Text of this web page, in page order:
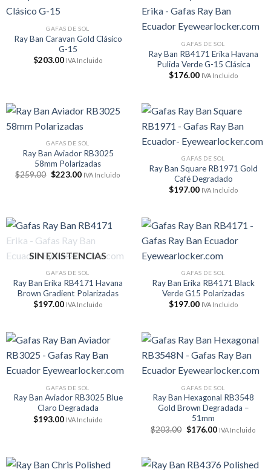
GAFAS DE SOL
Ray Ban Caravan Gold Clásico
G-15
$203.00 IVA Incluido
GAFAS DE SOL
Ray Ban RB4171 Erika Havana
Pulida Verde G-15 Clásica
$176.00 IVA Incluido
GAFAS DE SOL
Ray Ban Aviador RB3025
58mm Polarizadas
$259.00 El
$223.00ElIVA Incluido
GAFAS DE SOL
Ray Ban Square RB1971 Gold
Café Degradado
$197.00 IVA Incluido
SIN EXISTENCIAS
GAFAS DE SOL
Ray Ban Erika RB4171 Havana
Brown Gradient Polarizadas
$197.00 IVA Incluido
GAFAS DE SOL
Ray Ban Erika RB4171 Black
Verde G15 Polarizadas
$197.00 IVA Incluido
GAFAS DE SOL
Ray Ban Aviador RB3025 Blue
Claro Degradada
$193.00 IVA Incluido
GAFAS DE SOL
Ray Ban Hexagonal RB3548
Gold Brown Degradada –
51mm
$203.00 El
precio
$203.00.
$176.00El
$176.00.
IVA Incluido